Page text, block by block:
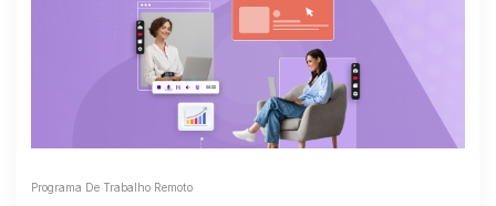
Programa De Trabalho Remoto